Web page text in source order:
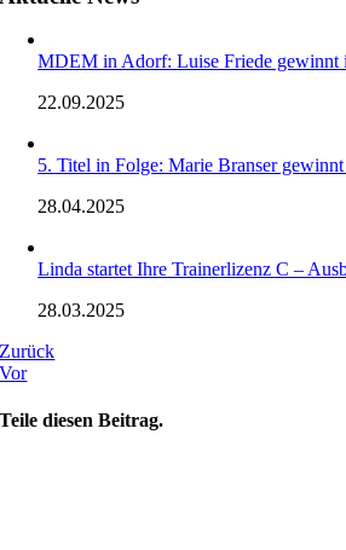
MDEM in Adorf: Luise Friede gewinnt
22.09.2025
5. Titel in Folge: Marie Branser
28.04.2025
Linda startet Ihre Trainerlizenz C –
28.03.2025
Zurück
Vor
Teile diesen Beitrag.